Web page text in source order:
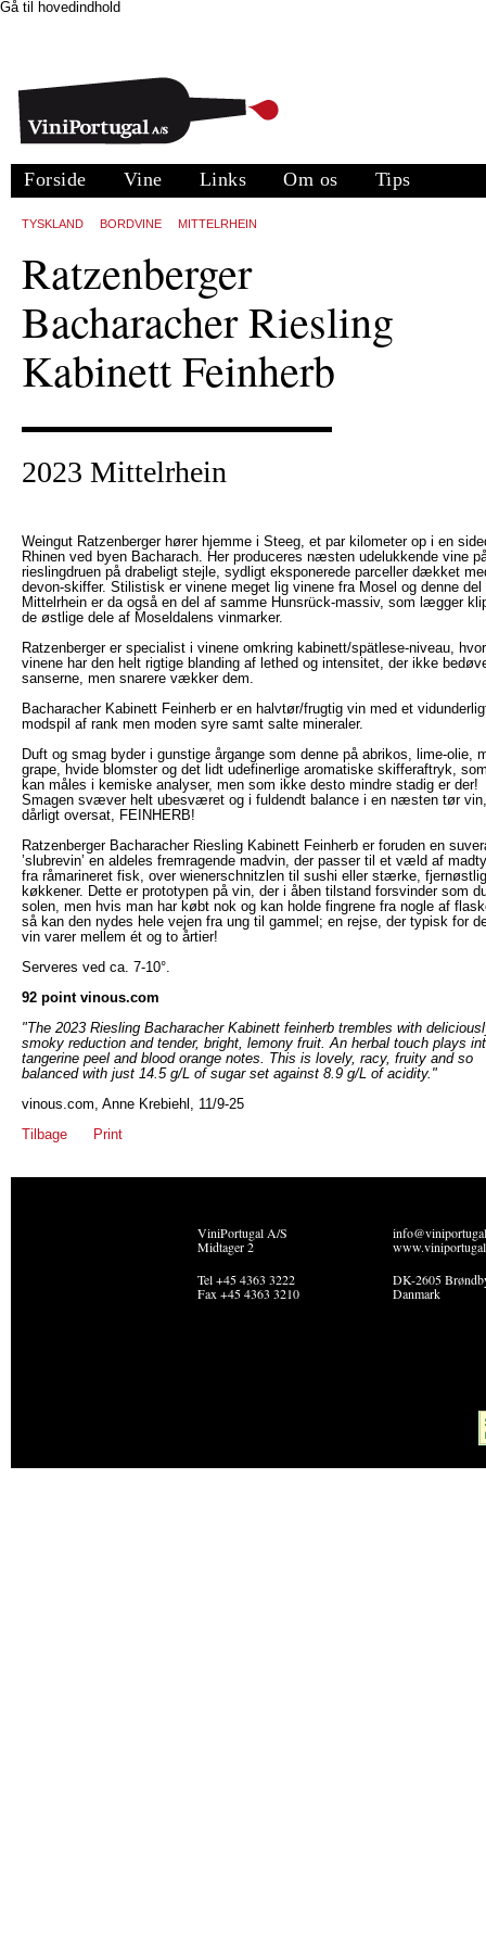
Gå til hovedindhold
Forside Vine Links Om os Tips
TYSKLAND BORDVINE MITTELRHEIN
Ratzenberger
Bacharacher Riesling
Kabinett Feinherb
2023 Mittelrhein
Weingut Ratzenberger hører hjemme i Steeg, et par kilometer op i en
Rhinen ved byen Bacharach. Her produceres næsten udelukkende vine
rieslingdruen på drabeligt stejle, sydligt eksponerede parceller dækket
devon-skiffer. Stilistisk er vinene meget lig vinene fra Mosel og denne del
Mittelrhein er da også en del af samme Hunsrück-massiv, som lægger
de østlige dele af Moseldalens vinmarker.
Ratzenberger er specialist i vinene omkring kabinett/spätlese-niveau, hvor
vinene har den helt rigtige blanding af lethed og intensitet, der ikke
sanserne, men snarere vækker dem.
Bacharacher Kabinett Feinherb er en halvtør/frugtig vin med et
modspil af rank men moden syre samt salte mineraler.
Duft og smag byder i gunstige årgange som denne på abrikos, lime-olie,
grape, hvide blomster og det lidt udefinerlige aromatiske skifferaftryk,
kan måles i kemiske analyser, men som ikke desto mindre stadig er der!
Smagen svæver helt ubesværet og i fuldendt balance i en næsten tør
dårligt oversat, FEINHERB!
Ratzenberger Bacharacher Riesling Kabinett Feinherb er foruden en
’slubrevin’ en aldeles fremragende madvin, der passer til et væld af
fra råmarineret fisk, over wienerschnitzlen til sushi eller stærke,
køkkener. Dette er prototypen på vin, der i åben tilstand forsvinder som
solen, men hvis man har købt nok og kan holde fingrene fra nogle af
så kan den nydes hele vejen fra ung til gammel; en rejse, der typisk for
vin varer mellem ét og to årtier!
Serveres ved ca. 7-10°.
92 point vinous.com
"The 2023 Riesling Bacharacher Kabinett feinherb trembles with
smoky reduction and tender, bright, lemony fruit. An herbal touch plays
tangerine peel and blood orange notes. This is lovely, racy, fruity and so
balanced with just 14.5 g/L of sugar set against 8.9 g/L of acidity."
vinous.com, Anne Krebiehl, 11/9-25
Tilbage
Print
ViniPortugal A/S
Midtager 2
Tel +45 4363 3222
Fax +45 4363 3210
DK-2605
Danmark